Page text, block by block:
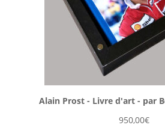
Alain Prost - Livre d'art - par
950,00€